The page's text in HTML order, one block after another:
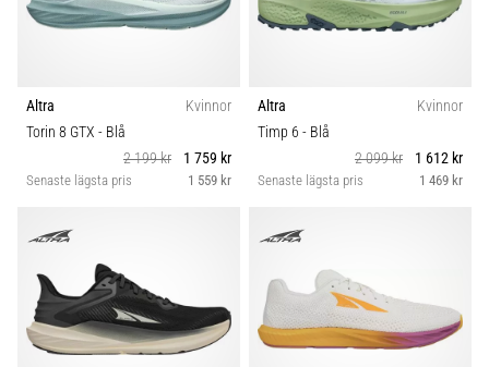
Altra
Kvinnor
Torin 8 GTX - Blå
2 199 kr
1 759 kr
Senaste lägsta pris 1 559 kr
Altra
Kvinnor
Timp 6 - Blå
2 099 kr
1 612 kr
Senaste lägsta pris 1 469 kr